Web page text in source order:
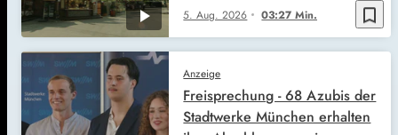
bookmark_border
5. Aug. 2026 03:27 Min.
Anzeige
Freisprechung - 68 Azubis der
Stadtwerke München erhalten